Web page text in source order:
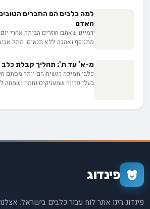
ומעניקים עצמאות לבעליהם. מוכנים
למה כלבים הם החברים
האדם
דמיינו שאתם חוזרים הביתה אחרי
מתנופף ואהבה ללא תנאים. מתל
שצאצאי זאבים פראיים הפכו לחברים
מגלה המדע על הכוח של הקשר הזה
הנפשית?
מ-א' עד ת': תהליך קבלת כלב
כלבי תמיכה רגשית הם יותר מסתם
בעלי פרווה שמעניקים נחמה ושמחה
הסודות להפוך את החבר הכי טוב
פינדוג
פינדוג הינו אתר לוח עבור כלבים בישראל.